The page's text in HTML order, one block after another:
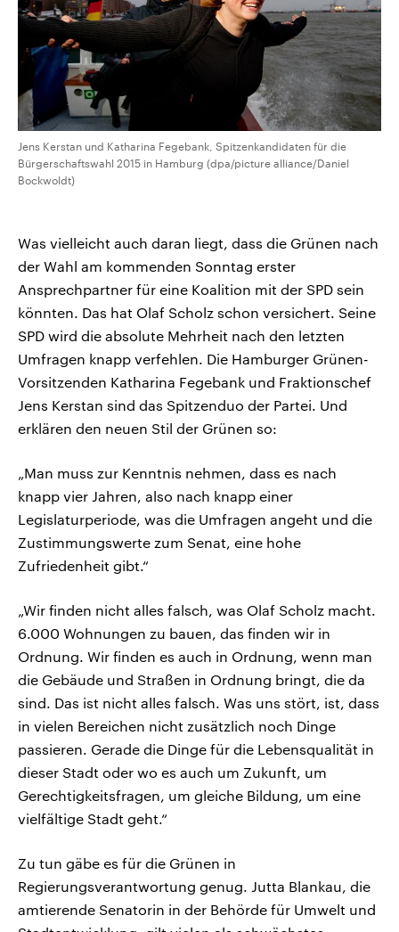
Jens Kerstan und Katharina Fegebank, Spitzenkandidaten für die
Bürgerschaftswahl 2015 in Hamburg (dpa/picture alliance/Daniel
Bockwoldt)
Was vielleicht auch daran liegt, dass die Grünen nach
der Wahl am kommenden Sonntag erster
Ansprechpartner für eine Koalition mit der SPD sein
könnten. Das hat Olaf Scholz schon versichert. Seine
SPD wird die absolute Mehrheit nach den letzten
Umfragen knapp verfehlen. Die Hamburger Grünen-
Vorsitzenden Katharina Fegebank und Fraktionschef
Jens Kerstan sind das Spitzenduo der Partei. Und
erklären den neuen Stil der Grünen so:
„Man muss zur Kenntnis nehmen, dass es nach
knapp vier Jahren, also nach knapp einer
Legislaturperiode, was die Umfragen angeht und die
Zustimmungswerte zum Senat, eine hohe
Zufriedenheit gibt.“
„Wir finden nicht alles falsch, was Olaf Scholz macht.
6.000 Wohnungen zu bauen, das finden wir in
Ordnung. Wir finden es auch in Ordnung, wenn man
die Gebäude und Straßen in Ordnung bringt, die da
sind. Das ist nicht alles falsch. Was uns stört, ist, dass
in vielen Bereichen nicht zusätzlich noch Dinge
passieren. Gerade die Dinge für die Lebensqualität in
dieser Stadt oder wo es auch um Zukunft, um
Gerechtigkeitsfragen, um gleiche Bildung, um eine
vielfältige Stadt geht.“
Zu tun gäbe es für die Grünen in
Regierungsverantwortung genug. Jutta Blankau, die
amtierende Senatorin in der Behörde für Umwelt und